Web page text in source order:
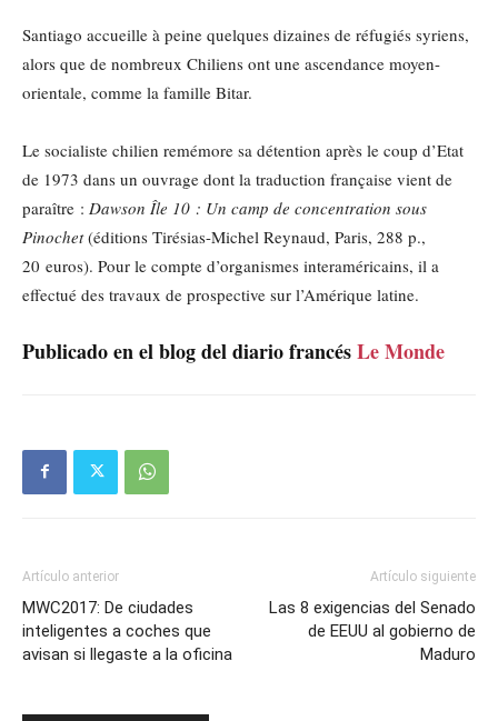
Santiago accueille à peine quelques dizaines de réfugiés syriens,
alors que de nombreux Chiliens ont une ascendance moyen-
orientale, comme la famille Bitar.
Le socialiste chilien remémore sa détention après le coup d’Etat
de 1973 dans un ouvrage dont la traduction française vient de
paraître : Dawson Île 10 : Un camp de concentration sous
Pinochet(éditions Tirésias-Michel Reynaud, Paris, 288 p.,
20 euros). Pour le compte d’organismes interaméricains, il a
effectué des travaux de prospective sur l’Amérique latine.
Publicado en el blog del diario francésLe Monde
Artículo anterior
MWC2017: De ciudades
inteligentes a coches que
avisan si llegaste a la oficina
Artículo siguiente
Las 8 exigencias del Senado
de EEUU al gobierno de
Maduro